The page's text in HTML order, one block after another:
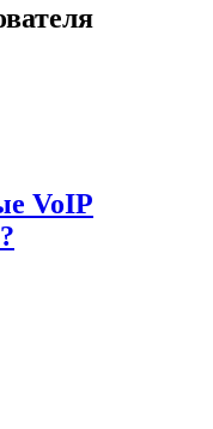
VoIP